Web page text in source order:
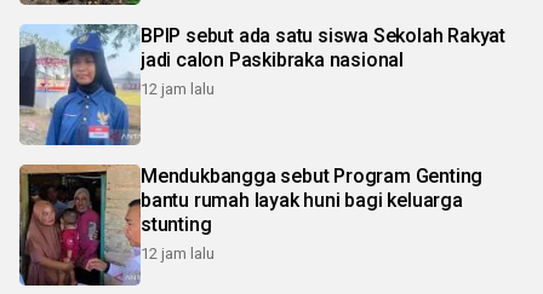
BPIP sebut ada satu siswa Sekolah Rakyat
jadi calon Paskibraka nasional
12 jam lalu
Mendukbangga sebut Program Genting
bantu rumah layak huni bagi keluarga
stunting
12 jam lalu